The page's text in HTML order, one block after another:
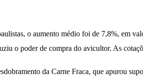
o aumento médio foi de 7,8%, em
o poder de compra do avicultor. As
da Carne Fraca, que apurou